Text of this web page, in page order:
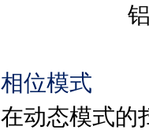
铝合
相位模式
在动态模式的